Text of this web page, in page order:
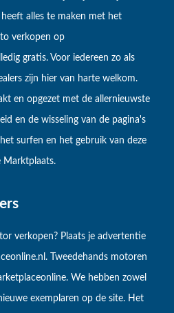
alles te maken met het
verkopen op
gratis. Voor iedereen zo als
zijn hier van harte welkom.
en opgezet met de allernieuwste
en de wisseling van de pagina's
surfen en het gebruik van deze
Marktplaats.
verkopen? Plaats je advertentie
Tweedehands motoren
We hebben zowel
exemplaren op de site. Het